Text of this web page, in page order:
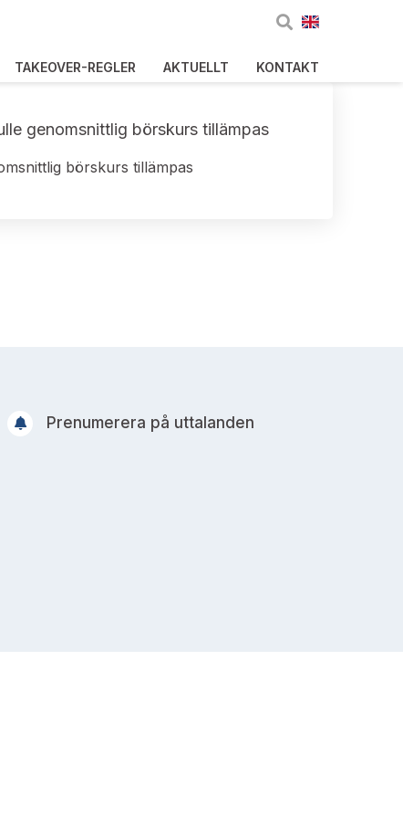
TAKEOVER-REGLER AKTUELLT KONTAKT
genomsnittlig börskurs tillämpas
börskurs tillämpas
Prenumerera på uttalanden